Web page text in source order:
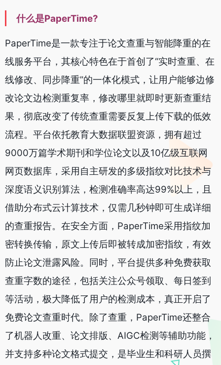
什么是PaperTime?
PaperTime是一款专注于论文查重与智能降重的在
线服务平台，其核心特色在于首创了“实时查重、在
线修改、同步降重”的一体化模式，让用户能够边修
改论文边检测重复率，修改哪里就即时更新查重结
果，彻底改变了传统查重需要反复上传下载的低效
流程。平台依托教育大数据联盟资源，拥有超过
9000万篇学术期刊和学位论文以及10亿级互联网
网页数据库，采用自主研发的多级指纹对比技术与
深度语义识别算法，检测准确率高达99%以上，且
借助分布式云计算技术，仅需几秒钟即可生成详细
的查重报告。在安全方面，PaperTime采用指纹加
密转换传输，原文上传后即被转成加密指纹，有效
防止论文泄露风险。同时，平台提供多种免费获取
查重字数的途径，包括关注公众号领取、每日签到
等活动，极大降低了用户的检测成本，真正开启了
免费论文查重时代。除了查重，PaperTime还整合
了机器人改重、论文排版、AIGC检测等辅助功能，
并支持多种论文格式提交，是毕业生和科研人员撰